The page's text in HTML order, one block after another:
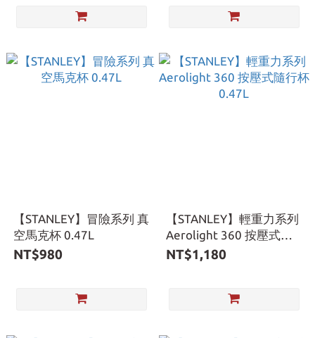
【STANLEY】冒險系列 真
空馬克杯 0.47L
NT$980
【STANLEY】輕重力系列
Aerolight 360 按壓式隨
行杯 0.47L
NT$1,180